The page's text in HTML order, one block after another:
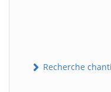
Recherche